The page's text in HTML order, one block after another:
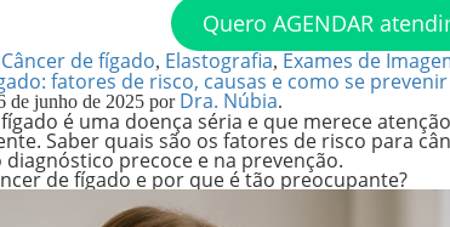
Quero AGENDAR
Câncer de fígado, Elastografia, Exames de
fatores de risco, causas e como se prevenir
de junho de 2025 por Dra. Núbia.
é uma doença séria e que merece
Saber quais são os fatores de risco para
precoce e na prevenção.
de fígado e por que é tão preocupante?